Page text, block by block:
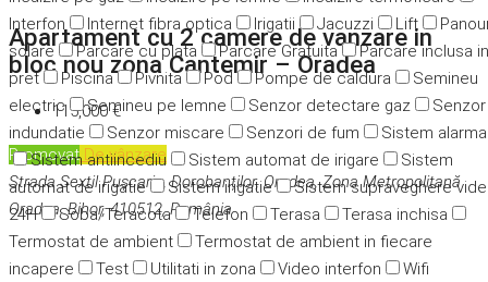
Interfon
Internet fibra optica Irigatii Jacuzzi Lift
solare
Parcare cu plata Parcare Gratuita
Parcare inclusa in
pret
Piscina Pivnita Pod Pompe de caldura
Semineu
electric
Semineu pe lemne Senzor detectare gaz
Senzor
indundatie
Senzor miscare Senzori de fum
Sistem alarma
Sistem antiincediu
Sistem automat de irigare
Sistem
automat de irigatie
Sistem irigatie
Sistem supraveghere
24H
Soba/Teracota Telefon Terasa
Terasa inchisa
Termostat de ambient
Termostat de ambient in fiecare
incapere
Test Utilitati in zona Video interfon Wifi
Apartament cu 2 camere de vanzare in
bloc nou zona Cantemir – Oradea
115,000 €
PromovatDe vânzare
Strada Sextil Pușcariu, Dorobanților, Oradea, Zona Metropolitană
Oradea, Bihor, 410512, România